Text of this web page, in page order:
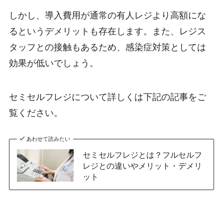
しかし、導入費用が通常の有人レジより高額にな
るというデメリットも存在します。また、レジス
タッフとの接触もあるため、感染症対策としては
効果が低いでしょう。
セミセルフレジについて詳しくは下記の記事をご
覧ください。
あわせて読みたい
セミセルフレジとは？フルセルフ
レジとの違いやメリット・デメリ
ット